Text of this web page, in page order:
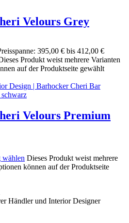
Velours Grey
395,00 € bis 412,00 €
Produkt weist mehrere Varianten
auf der Produktseite gewählt
Velours Premium
wählen Dieses Produkt weist mehrere
können auf der Produktseite
Händler und Interior Designer